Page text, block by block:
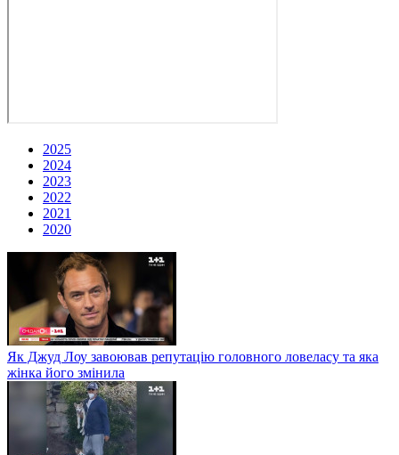
2025
2024
2023
2022
2021
2020
Як Джуд Лоу завоював репутацію головного ловеласу та яка
жінка його змінила